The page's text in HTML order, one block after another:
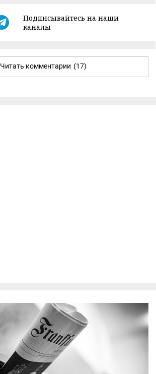
Подписывайтесь на наши
каналы
Читать комментарии (17)